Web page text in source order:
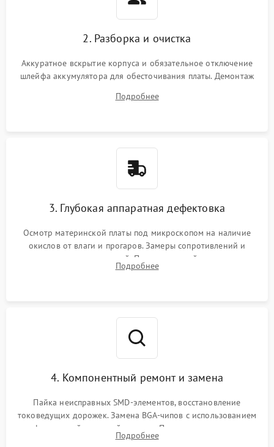
2. Разборка и очистка
Аккуратное вскрытие корпуса и обязательное отключение
шлейфа аккумулятора для обесточивания платы. Демонтаж
высохшей термопасты с кристаллов чипов.
Подробнее
3. Глубокая аппаратная дефектовка
Осмотр материнской платы под микроскопом на наличие
окислов от влаги и прогаров. Замеры сопротивлений и
дежурных напряжений. Проверка цепей питания,
мультиконтроллера, процессора и видеочипа.
Подробнее
4. Компонентный ремонт и замена
Пайка неисправных SMD-элементов, восстановление
токоведущих дорожек. Замена BGA-чипов с использованием
инфракрасной паяльной станции. Прошивка микросхемы
BIOS или замена поврежденных портов USB
Подробнее